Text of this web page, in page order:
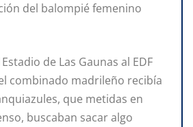
del balompié femenino
de Las Gaunas al EDF
combinado madrileño recibía
que metidas en
buscaban sacar algo